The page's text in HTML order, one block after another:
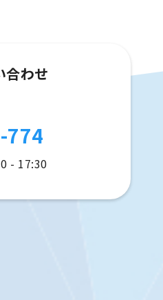
合わせ
774
- 17:30